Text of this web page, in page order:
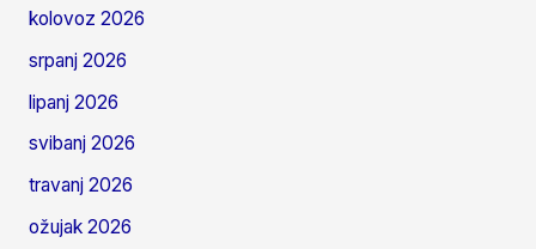
kolovoz 2026
srpanj 2026
lipanj 2026
svibanj 2026
travanj 2026
ožujak 2026